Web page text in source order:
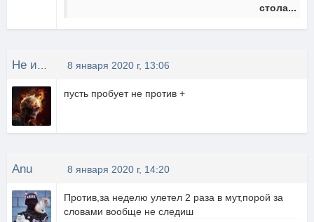
стола...
8 января 2020 г, 13:06
пусть пробует не против +
Anu 8 января 2020 г, 14:20
Против,за неделю улетел 2 раза в мут,порой за
словами вообще не следиш